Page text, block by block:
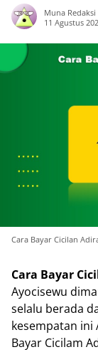
Muna Redaksi
11 Agustus
Cara Bayar Cicilan
Cara Bayar
Ayocisewu
selalu berada
kesempatan ini
Bayar Cicilam